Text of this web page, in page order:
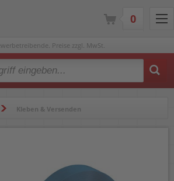
Preise zzgl. MwSt.
for results.
Kleben & Versenden
Durable DURALINE STRONG 1725
0